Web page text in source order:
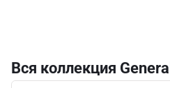
Вся коллекция